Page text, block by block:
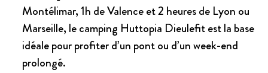
Montélimar, 1h de Valence et 2 heures de Lyon ou
Marseille, le camping Huttopia Dieulefit est la base
idéale pour profiter d’un pont ou d’un week-end
prolongé.